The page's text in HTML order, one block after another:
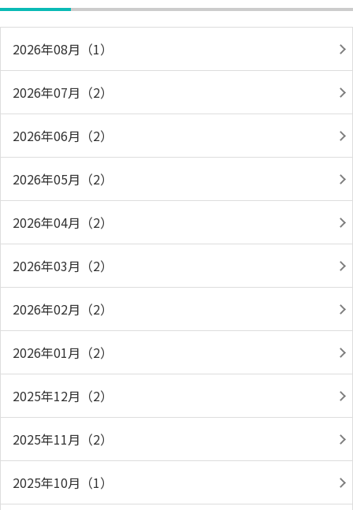
2026年08月（1）
2026年07月（2）
2026年06月（2）
2026年05月（2）
2026年04月（2）
2026年03月（2）
2026年02月（2）
2026年01月（2）
2025年12月（2）
2025年11月（2）
2025年10月（1）